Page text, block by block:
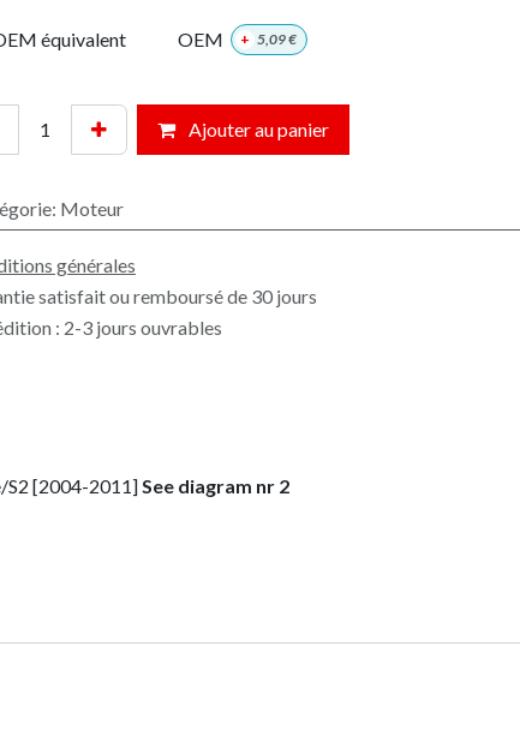
équivalent OEM + 5,09€
Ajouter au panier
: Moteur
générales
satisfait ou remboursé de 30 jours
: 2-3 jours ouvrables
S2 [2004-2011]See diagram nr 2